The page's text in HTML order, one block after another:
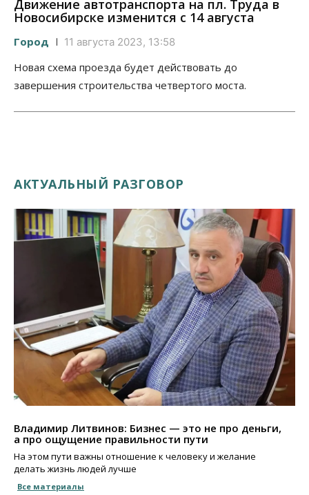
Движение автотранспорта на пл. Труда в
Новосибирске изменится с 14 августа
Город 11 августа 2023, 13:58
Новая схема проезда будет действовать до
завершения строительства четвертого моста.
АКТУАЛЬНЫЙ РАЗГОВОР
Владимир Литвинов: Бизнес — это не про деньги,
а про ощущение правильности пути
На этом пути важны отношение к человеку и желание
делать жизнь людей лучше
Все материалы